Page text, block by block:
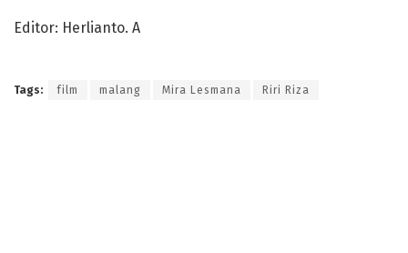
Editor: Herlianto. A
Tags: film malang Mira Lesmana Riri Riza